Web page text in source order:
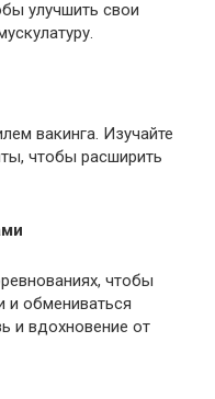
улучшить свои
вакинга. Изучайте
чтобы расширить
чтобы
и обмениваться
и вдохновение от